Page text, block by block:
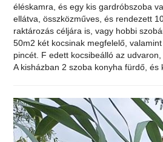
éléskamra, és egy kis gardróbszoba
ellátva, összközműves, és rendezett
raktározás céljára is, vagy hobbi
50m2 két kocsinak megfelelő,
pincét. F edett kocsibeálló az
A kisházban 2 szoba konyha fürdő,